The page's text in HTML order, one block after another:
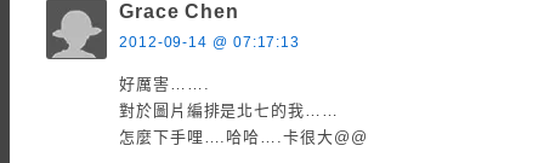
Grace Chen
2012-09-14 @ 07:17:13
好厲害…….
對於圖片編排是北七的我……
怎麼下手哩….哈哈….卡很大@@